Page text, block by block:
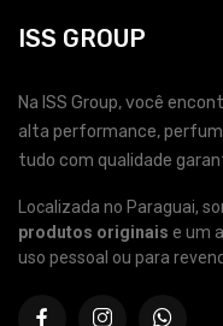
ISS GROUP
Na ISS Group, você
alta performance,
tudo com qualidade
Localizada no Paraguai,
produtos originais e um
uso pessoal ou para